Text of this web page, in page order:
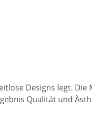
Designs legt. Die
Qualität und